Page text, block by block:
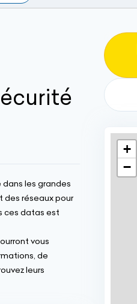
les grandes
des réseaux pour
ces datas est
vous
de
leurs
+
−